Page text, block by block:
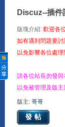
Discuz--插件
版塊介紹: 歡迎各
如有遇到問題要
以免影響各位處
請各位站長勿發
以免被管理及版
版主: 哥哥
發帖